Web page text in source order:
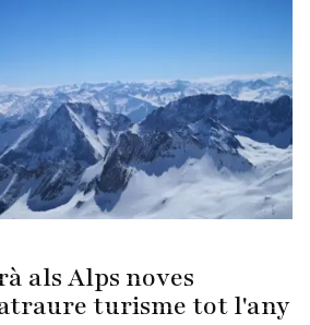
als Alps noves
turisme tot l'any